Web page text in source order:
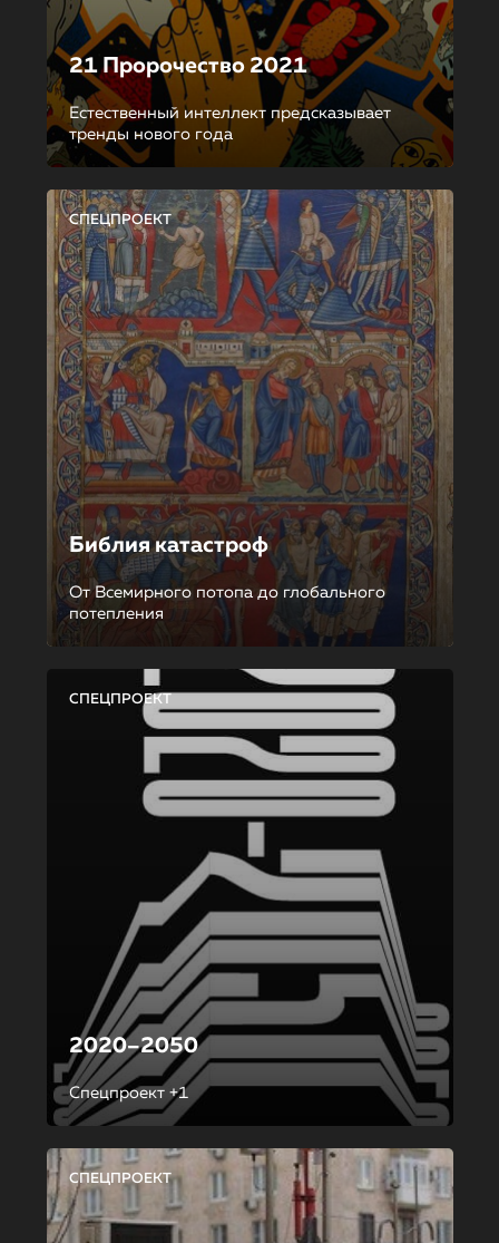
21 Пророчество 2021
Естественный интеллект предсказывает
тренды нового года
СПЕЦПРОЕКТ
Библия катастроф
От Всемирного потопа до глобального
потепления
СПЕЦПРОЕКТ
2020–2050
Спецпроект +1
СПЕЦПРОЕКТ